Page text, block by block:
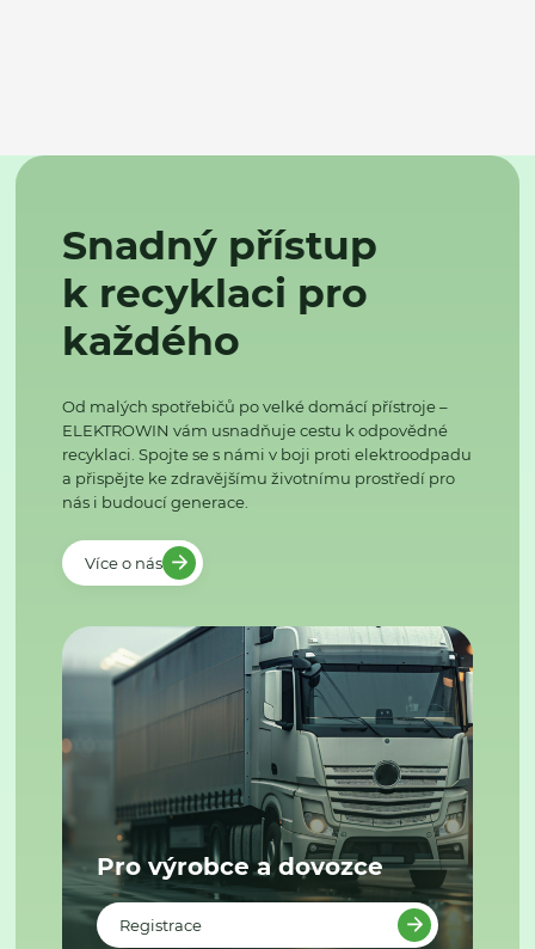
Snadný přístup
k recyklaci pro
každého
Od malých spotřebičů po velké domácí přístroje –
ELEKTROWIN vám usnadňuje cestu k odpovědné
recyklaci. Spojte se s námi v boji proti elektroodpadu
a přispějte ke zdravějšímu životnímu prostředí pro
nás i budoucí generace.
Více o nás
Pro výrobce a dovozce
Registrace